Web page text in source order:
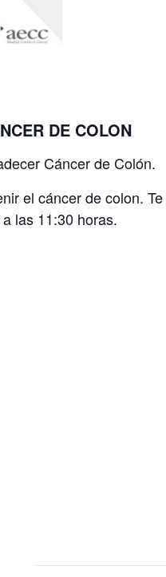
DE COLON
Cáncer de Colón.
el cáncer de colon. Te
las 11:30 horas.